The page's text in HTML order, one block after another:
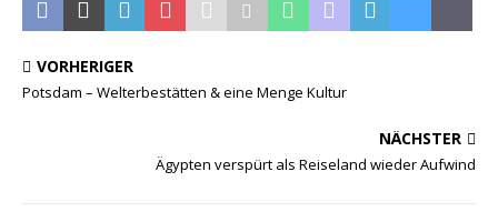
VORHERIGER
Potsdam – Welterbestätten & eine Menge Kultur
NÄCHSTER
Ägypten verspürt als Reiseland wieder Aufwind